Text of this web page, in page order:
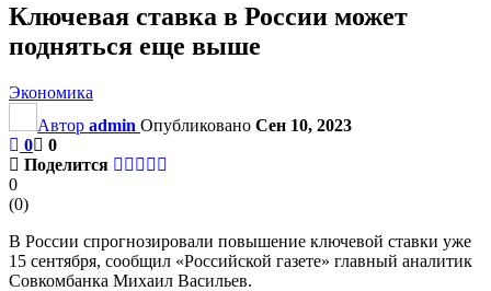
Ключевая ставка в России может
подняться еще выше
Экономика
Автор admin Опубликовано Сен 10, 2023
0
0
Поделится
0
(0)
В России спрогнозировали повышение ключевой ставки уже
15 сентября, сообщил «Российской газете» главный аналитик
Совкомбанка Михаил Васильев.